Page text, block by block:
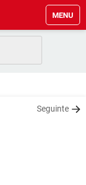
MENU
Seguinte